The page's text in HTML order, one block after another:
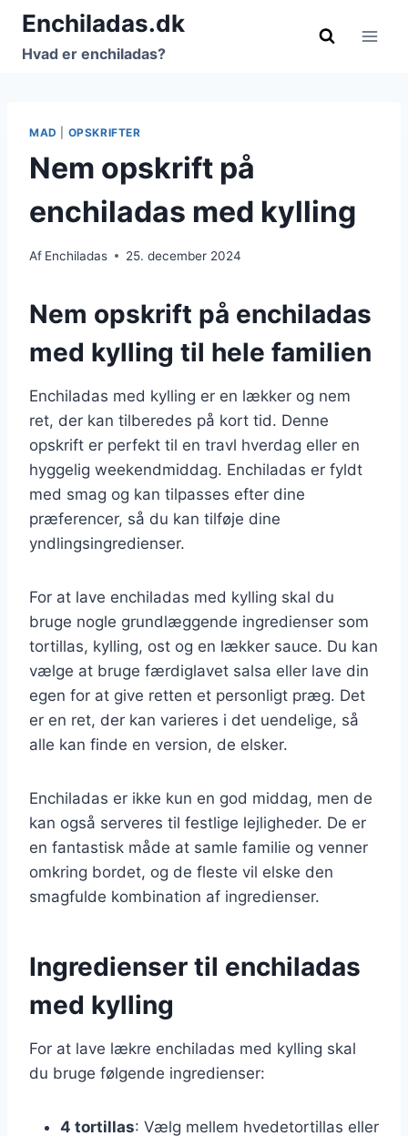
Fortsæt
indhold
Enchiladas.dk
Hvad er enchiladas?
MAD OPSKRIFTER
Nem opskrift på
enchiladas med kylling
Af Enchiladas 25. december 2024
Nem opskrift på enchiladas
med kylling til hele familien
Enchiladas med kylling er en lækker og nem
ret, der kan tilberedes på kort tid. Denne
opskrift er perfekt til en travl hverdag eller en
hyggelig weekendmiddag. Enchiladas er fyldt
med smag og kan tilpasses efter dine
præferencer, så du kan tilføje dine
yndlingsingredienser.
For at lave enchiladas med kylling skal du
bruge nogle grundlæggende ingredienser som
tortillas, kylling, ost og en lækker sauce. Du kan
vælge at bruge færdiglavet salsa eller lave din
egen for at give retten et personligt præg. Det
er en ret, der kan varieres i det uendelige, så
alle kan finde en version, de elsker.
Enchiladas er ikke kun en god middag, men de
kan også serveres til festlige lejligheder. De er
en fantastisk måde at samle familie og venner
omkring bordet, og de fleste vil elske den
smagfulde kombination af ingredienser.
Ingredienser til enchiladas
med kylling
For at lave lækre enchiladas med kylling skal
du bruge følgende ingredienser:
4 tortillas: Vælg mellem hvedetortillas eller